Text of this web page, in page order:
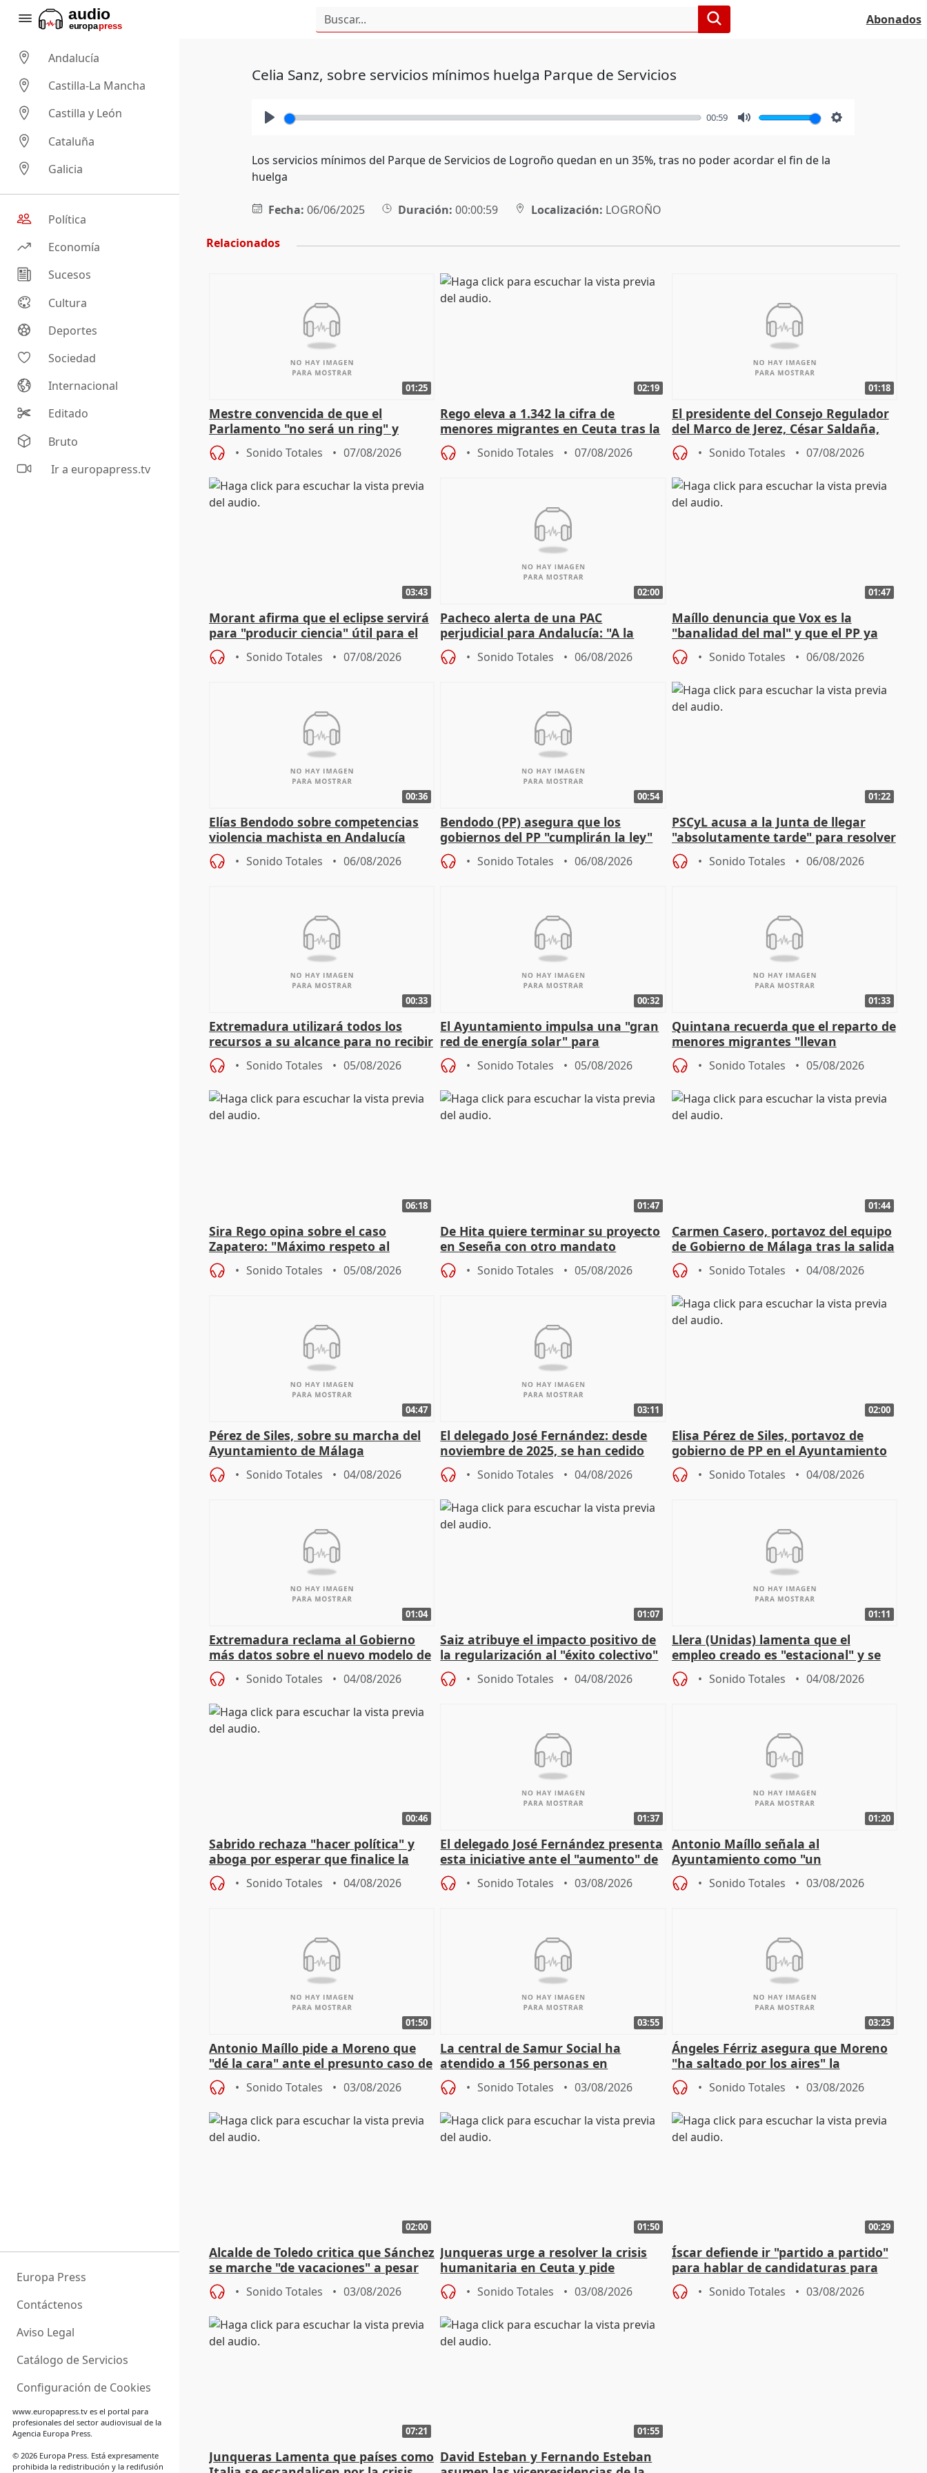
Abonados
Andalucía
Castilla-La Mancha
Castilla y León
Cataluña
Galicia
Política
Economía
Sucesos
Cultura
Deportes
Sociedad
Internacional
Editado
Bruto
Ir a europapress.tv
Europa Press
Contáctenos
Aviso Legal
Catálogo de Servicios
Configuración de Cookies
www.europapress.tves el portal para
profesionales del sector audiovisual de la
Agencia Europa Press.
© 2026 Europa Press. Está expresamente
prohibida la redistribución y la redifusión
Celia Sanz, sobre servicios mínimos huelga Parque de Servicios
00:59
Los servicios mínimos del Parque de Servicios de Logroño quedan en un 35%, tras no poder acordar el fin de la
huelga
Fecha: 06/06/2025 Duración: 00:00:59 Localización: LOGROÑO
Relacionados
01:25
Mestre convencida de que el
Parlamento "no será un ring" y
defiende "estabilidad" del pacto con
Vox
Sonido Totales 07/08/2026
02:19
Rego eleva a 1.342 la cifra de
menores migrantes en Ceuta tras la
entrada masiva
Sonido Totales 07/08/2026
01:18
El presidente del Consejo Regulador
del Marco de Jerez, César Saldaña,
sobre exportaciones
Sonido Totales 07/08/2026
03:43
Morant afirma que el eclipse servirá
para "producir ciencia" útil para el
resto del mundo
Sonido Totales 07/08/2026
02:00
Pacheco alerta de una PAC
perjudicial para Andalucía: "A la
agricultura hay que protegerla"
Sonido Totales 06/08/2026
01:47
Maíllo denuncia que Vox es la
"banalidad del mal" y que el PP ya
asume todas sus tesis
Sonido Totales 06/08/2026
00:36
Elías Bendodo sobre competencias
violencia machista en Andalucía
Sonido Totales 06/08/2026
00:54
Bendodo (PP) asegura que los
gobiernos del PP "cumplirán la ley"
sobre los menores migrantes
Sonido Totales 06/08/2026
01:22
PSCyL acusa a la Junta de llegar
"absolutamente tarde" para resolver
problemas como Newcastle
Sonido Totales 06/08/2026
00:33
Extremadura utilizará todos los
recursos a su alcance para no recibir
más menores migrantes
Sonido Totales 05/08/2026
00:32
El Ayuntamiento impulsa una "gran
red de energía solar" para
autoconsumo
Sonido Totales 05/08/2026
01:33
Quintana recuerda que el reparto de
menores migrantes "llevan
aportación del Gobierno" central
Sonido Totales 05/08/2026
06:18
Sira Rego opina sobre el caso
Zapatero: "Máximo respeto al
proceso judicial"
Sonido Totales 05/08/2026
01:47
De Hita quiere terminar su proyecto
en Seseña con otro mandato
Sonido Totales 05/08/2026
01:44
Carmen Casero, portavoz del equipo
de Gobierno de Málaga tras la salida
de Pérez de Siles
Sonido Totales 04/08/2026
04:47
Pérez de Siles, sobre su marcha del
Ayuntamiento de Málaga
Sonido Totales 04/08/2026
03:11
El delegado José Fernández: desde
noviembre de 2025, se han cedido
9.810 ayudas por nacimiento
Sonido Totales 04/08/2026
02:00
Elisa Pérez de Siles, portavoz de
gobierno de PP en el Ayuntamiento
de Málaga, deja la política
Sonido Totales 04/08/2026
01:04
Extremadura reclama al Gobierno
más datos sobre el nuevo modelo de
financiación
Sonido Totales 04/08/2026
01:07
Saiz atribuye el impacto positivo de
la regularización al "éxito colectivo"
del Gobierno
Sonido Totales 04/08/2026
01:11
Llera (Unidas) lamenta que el
empleo creado es "estacional" y se
"esfumará" al acabar el verano
Sonido Totales 04/08/2026
00:46
Sabrido rechaza "hacer política" y
aboga por esperar que finalice la
investigación del incendio
Sonido Totales 04/08/2026
01:37
El delegado José Fernández presenta
esta iniciative ante el "aumento" de
personas sin hogar en Madri
Sonido Totales 03/08/2026
01:20
Antonio Maíllo señala al
Ayuntamiento como "un
especulador más" sobre viviendas de
Jiménez Becerril
Sonido Totales 03/08/2026
01:50
Antonio Maíllo pide a Moreno que
"dé la cara" ante el presunto caso de
acoso del CEO de ADM
Sonido Totales 03/08/2026
03:55
La central de Samur Social ha
atendido a 156 personas en
situación de calle durante Campaña
de CalorSonido Totales 03/08/2026
03:25
Ángeles Férriz asegura que Moreno
"ha saltado por los aires" la
negociación tras acuerdo con SMA
Sonido Totales 03/08/2026
02:00
Alcalde de Toledo critica que Sánchez
se marche "de vacaciones" a pesar
de la crisis migratoria
Sonido Totales 03/08/2026
01:50
Junqueras urge a resolver la crisis
humanitaria en Ceuta y pide
responsabilidad a la UE
Sonido Totales 03/08/2026
00:29
Íscar defiende ir "partido a partido"
para hablar de candidaturas para
2027
Sonido Totales 03/08/2026
07:21
Junqueras Lamenta que países como
01:55
David Esteban y Fernando Esteban